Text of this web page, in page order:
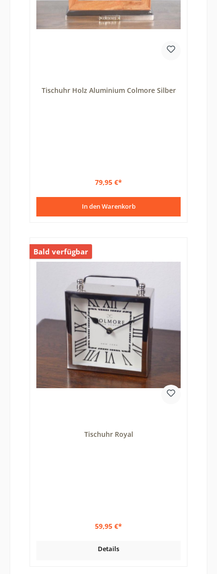
Tischuhr Holz Aluminium Colmore Silber
79,95 €*
In den Warenkorb
Bald verfügbar
Tischuhr Royal
59,95 €*
Details